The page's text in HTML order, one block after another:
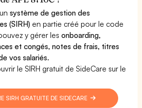
système de gestion des
(SIRH) en partie créé pour le code
y gérer lesonboarding,
et congés, notes de frais, titres
vos salariés.
le SIRH gratuit de SideCare sur le
SIRH GRATUITE DE SIDECARE